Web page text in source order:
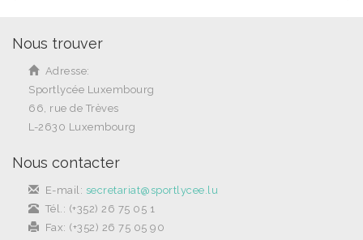
Nous trouver
Adresse:
Sportlycée Luxembourg
66, rue de Trèves
L-2630 Luxembourg
Nous contacter
E-mail: secretariat@sportlycee.lu
Tél.: (+352) 26 75 05 1
Fax: (+352) 26 75 05 90